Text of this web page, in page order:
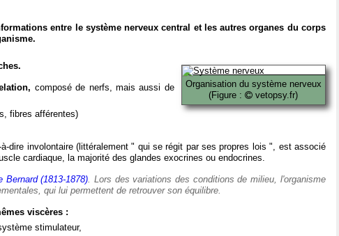
entre le système nerveux central et les autres organes du corps
Organisation du système nerveux
(Figure :
vetopsy.fr)
composé de nerfs, mais aussi de
fibres afférentes)
dire involontaire (littéralement " qui se régit par ses propres lois ", est associé
cardiaque, la majorité des glandes exocrines ou endocrines.
Bernard (1813-1878). Lors des variations des conditions de milieu, l'organisme
qui lui permettent de retrouver son équilibre.
viscères :
stimulateur,